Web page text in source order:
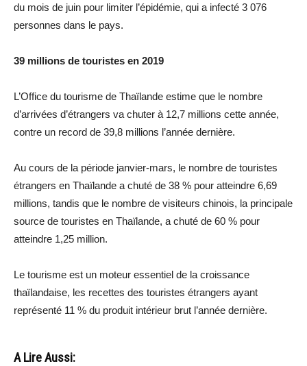
du mois de juin pour limiter l’épidémie, qui a infecté 3 076
personnes dans le pays.
39 millions de touristes en 2019
L’Office du tourisme de Thaïlande estime que le nombre
d’arrivées d’étrangers va chuter à 12,7 millions cette année,
contre un record de 39,8 millions l’année dernière.
Au cours de la période janvier-mars, le nombre de touristes
étrangers en Thaïlande a chuté de 38 % pour atteindre 6,69
millions, tandis que le nombre de visiteurs chinois, la principale
source de touristes en Thaïlande, a chuté de 60 % pour
atteindre 1,25 million.
Le tourisme est un moteur essentiel de la croissance
thaïlandaise, les recettes des touristes étrangers ayant
représenté 11 % du produit intérieur brut l’année dernière.
A Lire Aussi: